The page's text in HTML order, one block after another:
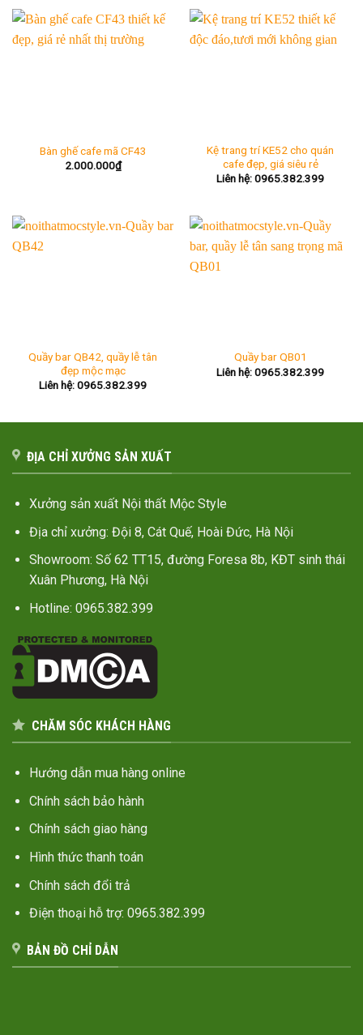
Bàn ghế cafe mã CF43
2.000.000₫
Kệ trang trí KE52 cho quán
cafe đẹp, giá siêu rẻ
Liên hệ: 0965.382.399
Quầy bar QB42, quầy lễ tân
đẹp mộc mạc
Liên hệ: 0965.382.399
Quầy bar QB01
Liên hệ: 0965.382.399
ĐỊA CHỈ XƯỞNG SẢN XUẤT
Xưởng sản xuất Nội thất Mộc Style
Địa chỉ xưởng: Đội 8, Cát Quế, Hoài Đức, Hà Nội
Showroom: Số 62 TT15, đường Foresa 8b, KĐT sinh thái
Xuân Phương, Hà Nội
Hotline: 0965.382.399
CHĂM SÓC KHÁCH HÀNG
Hướng dẫn mua hàng online
Chính sách bảo hành
Chính sách giao hàng
Hình thức thanh toán
Chính sách đổi trả
Điện thoại hỗ trợ: 0965.382.399
BẢN ĐỒ CHỈ DẪN